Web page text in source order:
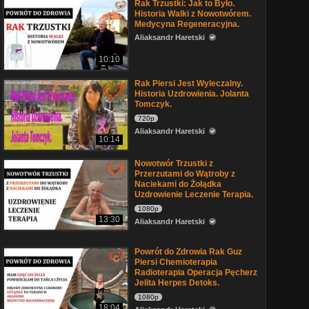
10:10
Rak Trzustki: Jak to Było.
Historia Walki z Nowotwórem.
Medycyna Regeneracyjna.
Aliaksandr Haretski
10:14
Rak Piersi Jest Wyleczalny.
Historia Uzdrowienia. Jolanta
Tomczyk.
720p
Aliaksandr Haretski
13:30
Nowotwór Trzustki z
Przerzutami do Wątroby z
Naciekami do Żołądka
Uzdrowienie Leczenie Terapia.
1080p
Aliaksandr Haretski
Powrót do Zdrowia Rak Guz
Piersi Chemioterapia
Radioterapia Operacja Pęcherz
Jelita Herpes Detoks.
1080p